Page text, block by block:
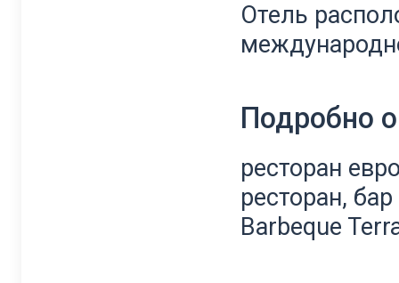
Отель
Подробно
ресторан
ресторан,
Barbeque